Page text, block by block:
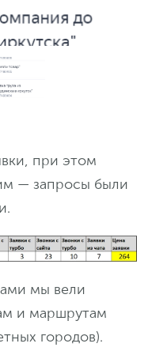
при этом
— запросы были
мы вели
и маршрутам
городов).